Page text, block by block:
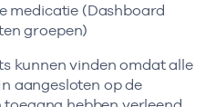
medicatie (Dashboard
groepen)
kunnen vinden omdat alle
aangesloten op de